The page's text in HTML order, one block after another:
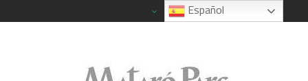
Español